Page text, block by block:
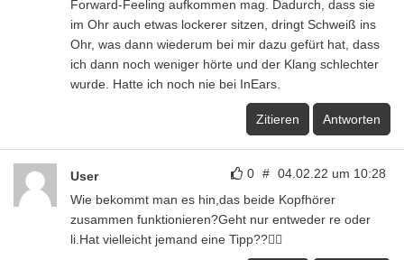
Forward-Feeling aufkommen mag. Dadurch, dass sie
im Ohr auch etwas lockerer sitzen, dringt Schweiß ins
Ohr, was dann wiederum bei mir dazu gefürt hat, dass
ich dann noch weniger hörte und der Klang schlechter
wurde. Hatte ich noch nie bei InEars.
Zitieren Antworten
0 # 04.02.22 um 10:28
User
Wie bekommt man es hin,das beide Kopfhörer
zusammen funktionieren?Geht nur entweder re oder
li.Hat vielleicht jemand eine Tipp??👍🏻